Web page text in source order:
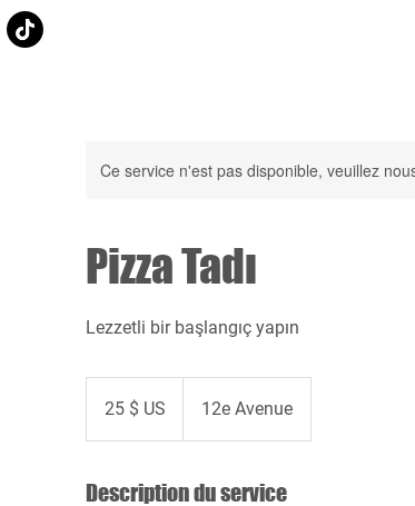
Ce service n'est pas disponible, veuillez
Pizza Tadı
Lezzetli bir başlangıç yapın
États-25 $ US 12e Avenue
Description du service